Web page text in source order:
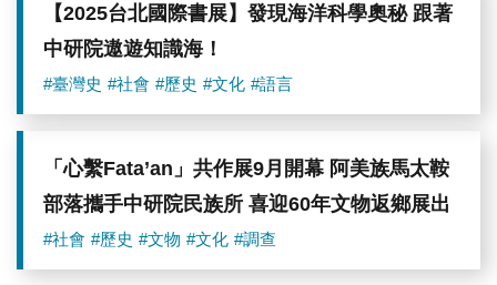
【2025台北國際書展】發現海洋科學奧秘 跟著
中研院遨遊知識海！
#臺灣史 #社會 #歷史 #文化 #語言
「心繫Fata’an」共作展9月開幕 阿美族馬太鞍
部落攜手中研院民族所 喜迎60年文物返鄉展出
#社會 #歷史 #文物 #文化 #調查